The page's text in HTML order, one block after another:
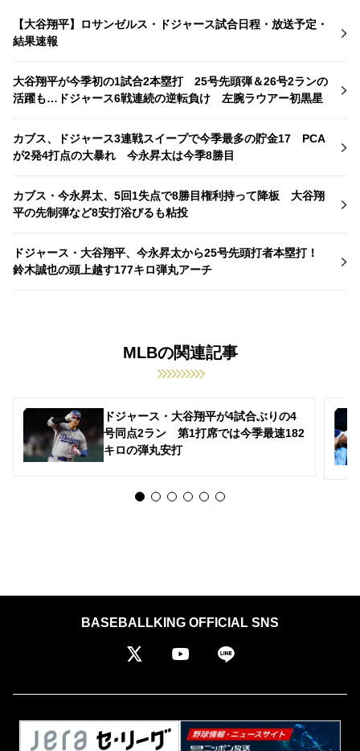
【大谷翔平】ロサンゼルス・ドジャース試合日程・放送予定・
結果速報
大谷翔平が今季初の1試合2本塁打 25号先頭弾＆26号2ランの
活躍も…ドジャース6戦連続の逆転負け 左腕ラウアー初黒星
カブス、ドジャース3連戦スイープで今季最多の貯金17 PCA
が2発4打点の大暴れ 今永昇太は今季8勝目
カブス・今永昇太、5回1失点で8勝目権利持って降板 大谷翔
平の先制弾など8安打浴びるも粘投
ドジャース・大谷翔平、今永昇太から25号先頭打者本塁打！
鈴木誠也の頭上越す177キロ弾丸アーチ
MLBの関連記事
ドジャース・大谷翔平が4試合ぶりの4
号同点2ラン 第1打席では今季最速182
キロの弾丸安打
BASEBALLKING OFFICIAL SNS